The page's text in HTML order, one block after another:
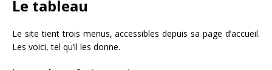
Le tableau
Le site tient trois menus, accessibles depuis sa page d’accueil.
Les voici, tel qu’il les donne.